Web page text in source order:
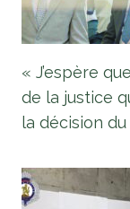
« J’espère
de la justice
la décision du